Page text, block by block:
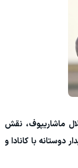
ماشاریپوف، نقش
دوستانه با کانادا و